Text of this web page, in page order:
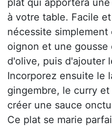
plat qui apportera
à votre table. Facile
nécessite
oignon et une gousse
d'olive, puis d'ajouter
Incorporez ensuite le
gingembre, le curry
créer une sauce
Ce plat se marie